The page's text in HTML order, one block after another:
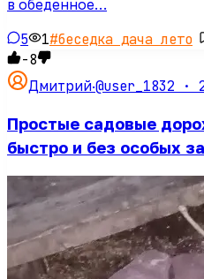
в обеденное…
5 1#беседка дача лето
-8
Дмитрий·@user_1832 ·
Простые садовые
быстро и без особых